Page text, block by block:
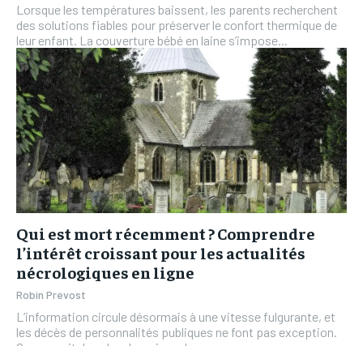
Lorsque les températures baissent, les parents recherchent
des solutions fiables pour préserver le confort thermique de
leur enfant. La couverture bébé en laine s’impose...
Qui est mort récemment ? Comprendre
l’intérêt croissant pour les actualités
nécrologiques en ligne
Robin Prevost
L’information circule désormais à une vitesse fulgurante, et
les décès de personnalités publiques ne font pas exception.